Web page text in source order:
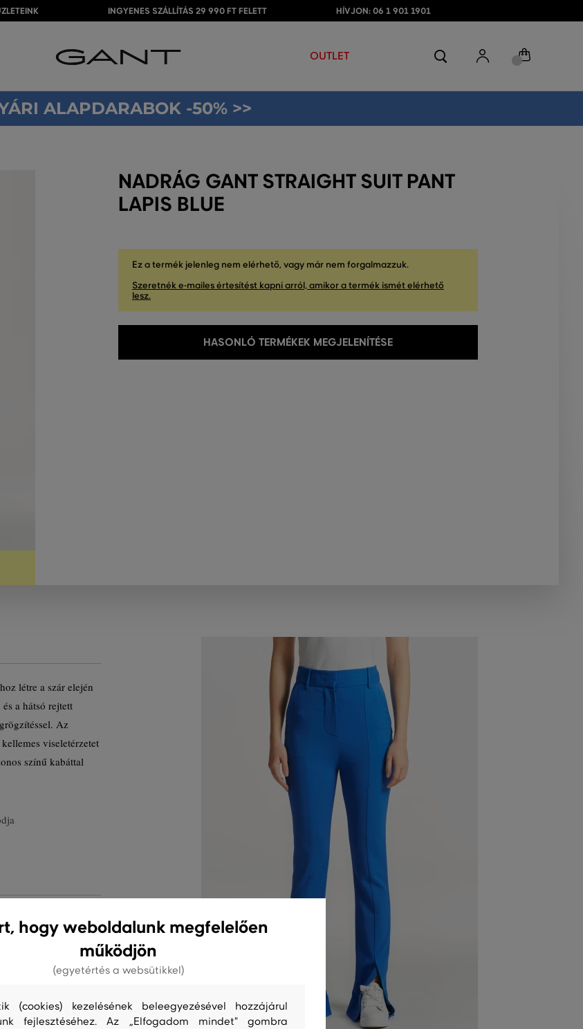
INGYENES SZÁLLÍTÁS 29 990 FT FELETT HÍVJON: 06 1 901 1901
OUTLET
ALAPDARABOK -50% >>
NADRÁG GANT STRAIGHT SUIT PANT
LAPIS BLUE
Ez a termék jelenleg nem elérhető, vagy már nem forgalmazzuk.
Szeretnék e-mailes értesítést kapni arról, amikor a termék ismét elérhető
lesz.
HASONLÓ TERMÉKEK MEGJELENÍTÉSE
létre a szár elején
a hátsó rejtett
Az
viseletérzetet
színű kabáttal
hogy weboldalunk megfelelően
működjön
(egyetértés a websütikkel)
(cookies) kezelésének beleegyezésével hozzájárul
fejlesztéséhez. Az „Elfogadom mindet" gombra